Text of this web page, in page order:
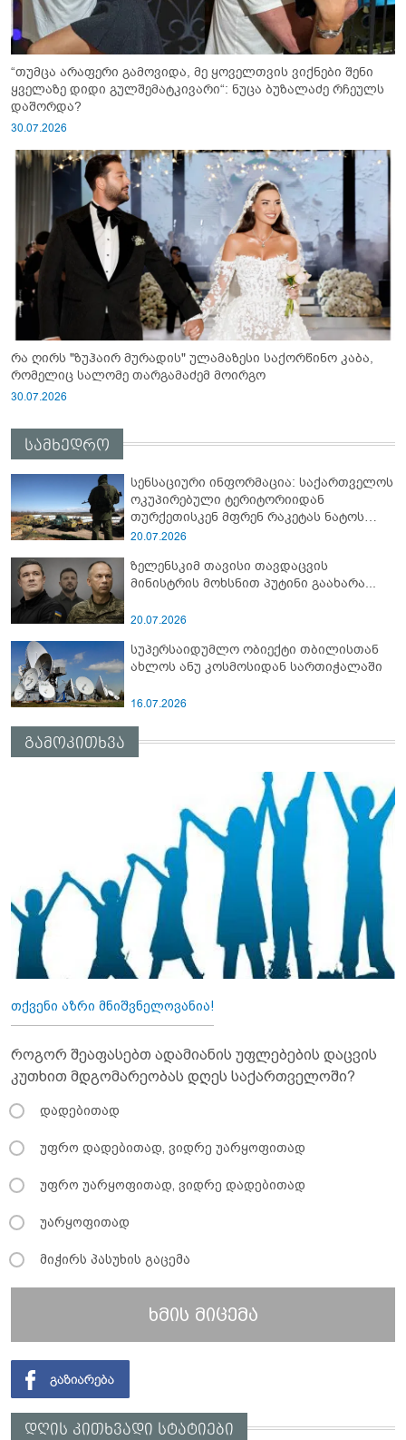
“თუმცა არაფერი გამოვიდა, მე ყოველთვის ვიქნები შენი
ყველაზე დიდი გულშემატკივარი“: ნუცა ბუზალაძე რჩეულს
დაშორდა?
30.07.2026
რა ღირს "ზუჰაირ მურადის" ულამაზესი საქორწინო კაბა,
რომელიც სალომე თარგამაძემ მოირგო
30.07.2026
სამხედრო
სენსაციური ინფორმაცია: საქართველოს
ოკუპირებული ტერიტორიიდან
თურქეთისკენ მფრენ რაკეტას ნატოს
სამიტი კინაღამ ჩაუშლია
20.07.2026
ზელენსკიმ თავისი თავდაცვის
მინისტრის მოხსნით პუტინი გაახარა...
20.07.2026
სუპერსაიდუმლო ობიექტი თბილისთან
ახლოს ანუ კოსმოსიდან სართიჭალაში
16.07.2026
გამოკითხვა
თქვენი აზრი მნიშვნელოვანია!
როგორ შეაფასებთ ადამიანის უფლებების დაცვის
კუთხით მდგომარეობას დღეს საქართველოში?
დადებითად
უფრო დადებითად, ვიდრე უარყოფითად
უფრო უარყოფითად, ვიდრე დადებითად
უარყოფითად
მიჭირს პასუხის გაცემა
ხმის მიცემა
დღის კითხვადი სტატიები